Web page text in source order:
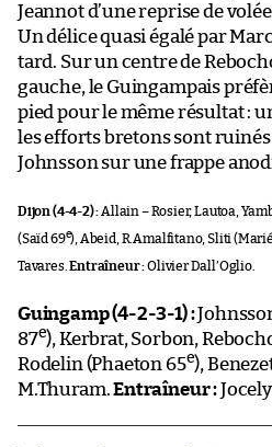
Jeannot d’une reprise de
Un délice quasi égalé par
tard. Sur un centre de
gauche, le Guingampais
pied pour le même résultat :
les efforts bretons sont ruinés
Johnsson sur une frappe
Dijon (4-4-2) : Allain – Rosier, Lautoa,
(Saïd 69e), Abeid, R.Amalfitano, Sliti
Tavares.Entraîneur :Olivier Dall’Oglio.
Guingamp (4-2-3-1) :
87e), Kerbrat, Sorbon,
Rodelin (Phaeton 65e),
M.Thuram.Entraîneur :